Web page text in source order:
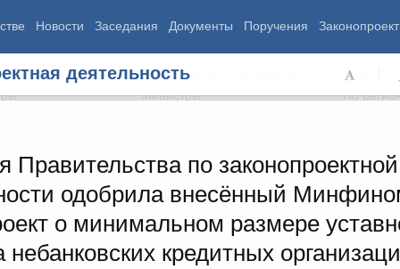
Новости Заседания Документы Поручения
деятельность
Правительства по законопроектной
одобрила внесённый
о минимальном размере
небанковских кредитных
Правительства
Министерства и ведомства
Министры
Советы и
По
Занятость и труд
Технологическое развитие
Экономика. Регулирование
Финансы
Экология
Жильё и
Транспорт и
Энергетика